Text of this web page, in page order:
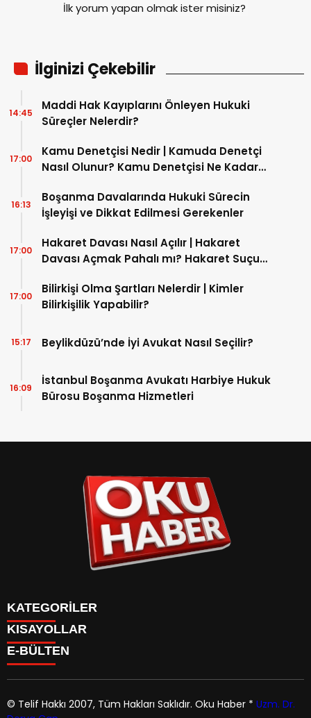
İlk yorum yapan olmak ister misiniz?
İlginizi Çekebilir
Maddi Hak Kayıplarını Önleyen Hukuki
Süreçler Nelerdir?
14:45
Kamu Denetçisi Nedir | Kamuda Denetçi
Nasıl Olunur? Kamu Denetçisi Ne Kadar
17:00
Boşanma Davalarında Hukuki Sürecin
İşleyişi ve Dikkat Edilmesi Gerekenler
16:13
Hakaret Davası Nasıl Açılır | Hakaret
Davası Açmak Pahalı mı? Hakaret Suçu
17:00
Bilirkişi Olma Şartları Nelerdir | Kimler
Bilirkişilik Yapabilir?
17:00
Beylikdüzü’nde İyi Avukat Nasıl Seçilir?
15:17
İstanbul Boşanma Avukatı Harbiye Hukuk
Bürosu Boşanma Hizmetleri
16:09
KATEGORİLER
ANASAYFA
Gündem
Politika
Magazin
KISAYOLLAR
ANASAYFA
Gündem
Dünya
E-BÜLTEN
© Telif Hakkı 2007, Tüm Hakları Saklıdır. Oku Haber * Uzm. Dr.